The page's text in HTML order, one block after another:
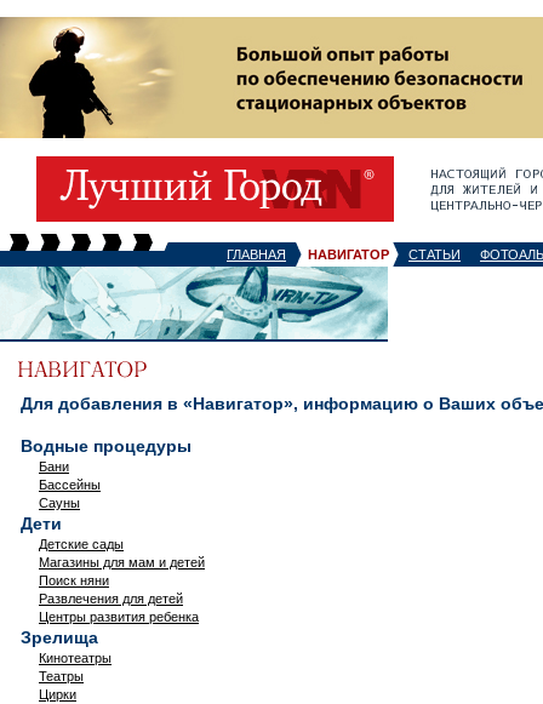
ГЛАВНАЯ НАВИГАТОР СТАТЬИ
Для добавления в «Навигатор», информацию о Ваших
Водные процедуры
Бани
Бассейны
Сауны
Дети
Детские сады
Магазины для мам и детей
Поиск няни
Развлечения для детей
Центры развития ребенка
Зрелища
Кинотеатры
Театры
Цирки